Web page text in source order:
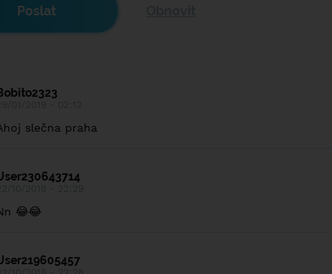
slečna praha
😂😂